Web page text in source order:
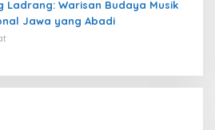
Ladrang: Warisan Budaya Musik
Jawa yang Abadi